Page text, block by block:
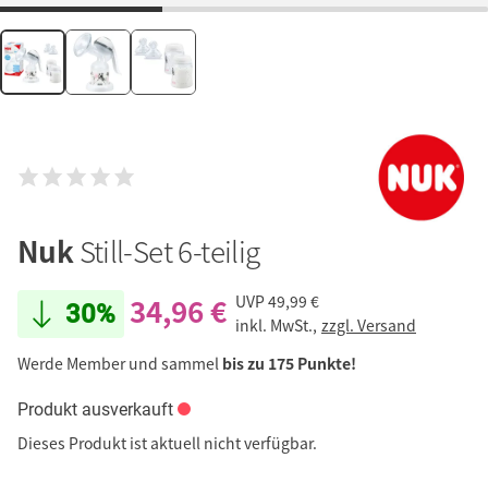
NukStill-Set 6-teilig
30% 34,96 € UVP49,99 €
inkl. MwSt., zzgl. Versand
Werde Member und sammel bis zu 175 Punkte!
Produkt ausverkauft
Dieses Produkt ist aktuell nicht verfügbar.